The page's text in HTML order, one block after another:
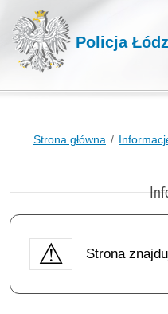
Policja
Strona główna
Strona